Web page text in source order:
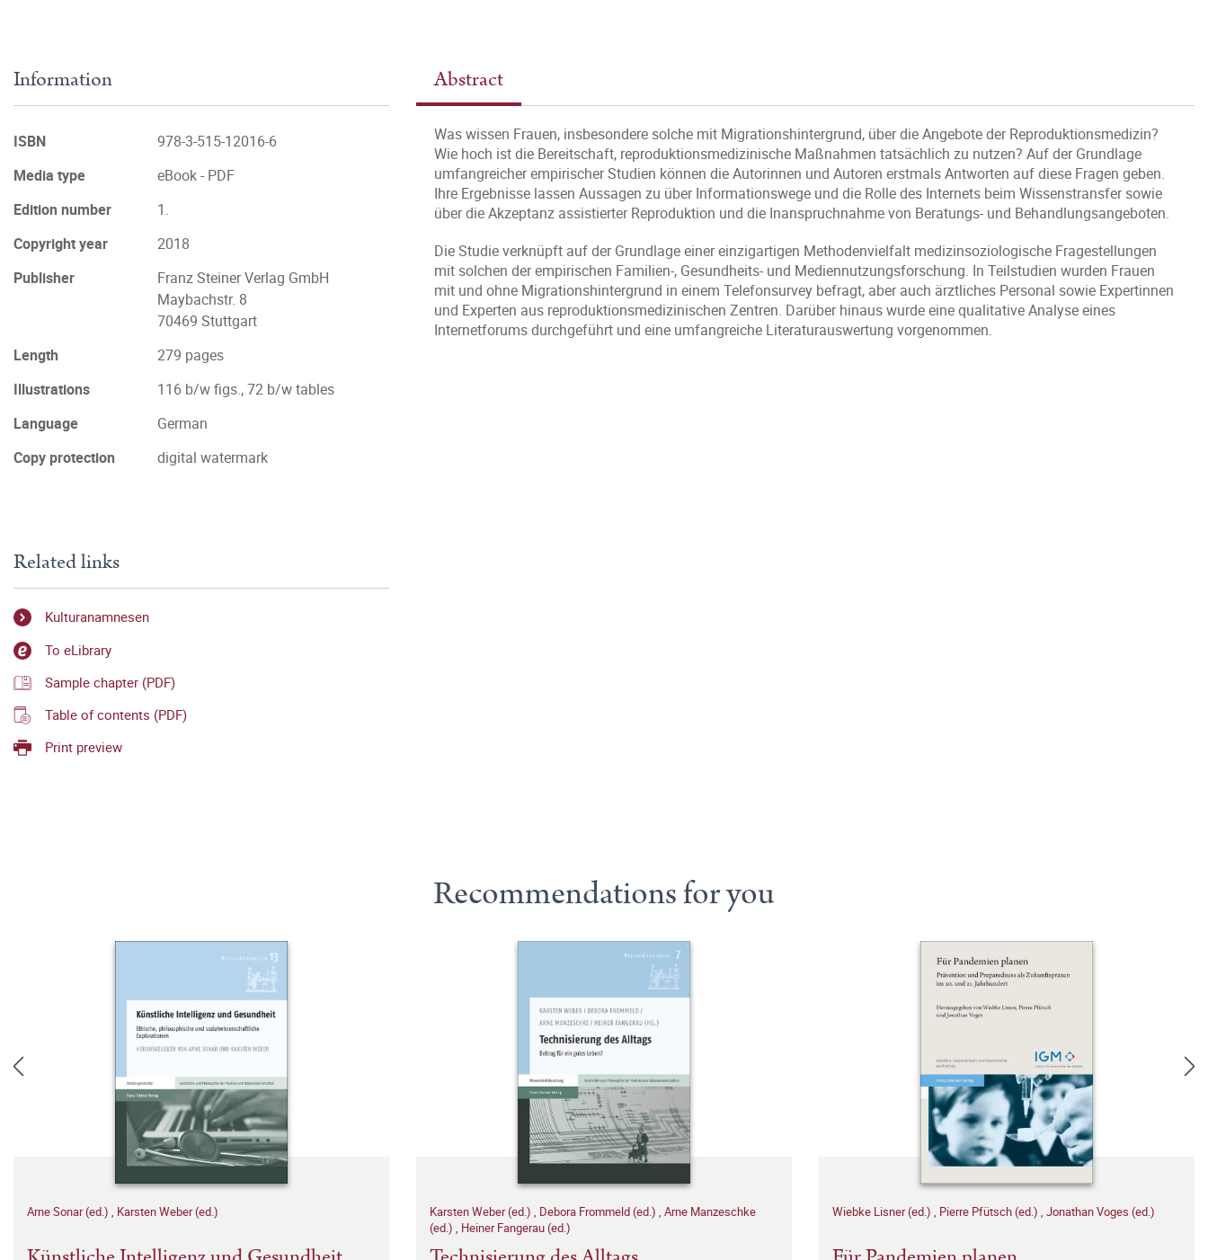
Abstract
Was wissen Frauen, insbesondere solche mit Migrationshintergrund, über die Angebote der Reproduktionsmedizin?
Wie hoch ist die Bereitschaft, reproduktionsmedizinische Maßnahmen tatsächlich zu nutzen? Auf der Grundlage
umfangreicher empirischer Studien können die Autorinnen und Autoren erstmals Antworten auf diese Fragen geben.
Ihre Ergebnisse lassen Aussagen zu über Informationswege und die Rolle des Internets beim Wissenstransfer sowie
über die Akzeptanz assistierter Reproduktion und die Inanspruchnahme von Beratungs- und Behandlungsangeboten.
Die Studie verknüpft auf der Grundlage einer einzigartigen Methodenvielfalt medizinsoziologische Fragestellungen
mit solchen der empirischen Familien-, Gesundheits- und Mediennutzungsforschung. In Teilstudien wurden Frauen
mit und ohne Migrationshintergrund in einem Telefonsurvey befragt, aber auch ärztliches Personal sowie Expertinnen
und Experten aus reproduktionsmedizinischen Zentren. Darüber hinaus wurde eine qualitative Analyse eines
Internetforums durchgeführt und eine umfangreiche Literaturauswertung vorgenommen.
Information
ISBN
978-3-515-12016-6
Media type
eBook - PDF
Edition number
1.
Copyright year
2018
Publisher
Franz Steiner Verlag GmbH
Maybachstr. 8
70469 Stuttgart
Length
279 pages
Illustrations
116 b/w figs., 72 b/w tables
Language
German
Copy protection
digital watermark
Related links
Kulturanamnesen
To eLibrary
Sample chapter (PDF)
Table of contents (PDF)
Print preview
Recommendations for you
Arne Sonar (ed.) , Karsten Weber (ed.) Karsten Weber (ed.) , Debora Frommeld (ed.) , Arne Manzeschke
(ed.) , Heiner Fangerau (ed.)
Wiebke Lisner (ed.) , Pierre Pfütsch (ed.) , Jonathan Voges (ed.)